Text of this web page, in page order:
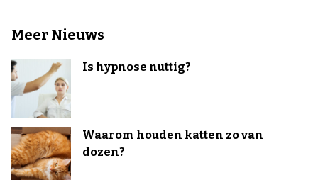
Meer Nieuws
Is hypnose nuttig?
Waarom houden katten zo van
dozen?